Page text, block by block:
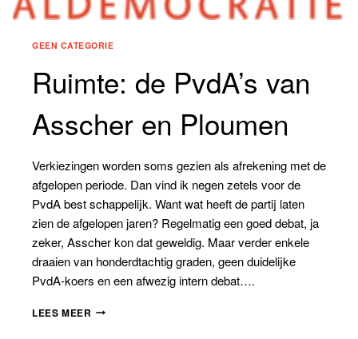
GEEN CATEGORIE
Ruimte: de PvdA’s van
Asscher en Ploumen
Verkiezingen worden soms gezien als afrekening met de
afgelopen periode. Dan vind ik negen zetels voor de
PvdA best schappelijk. Want wat heeft de partij laten
zien de afgelopen jaren? Regelmatig een goed debat, ja
zeker, Asscher kon dat geweldig. Maar verder enkele
draaien van honderdtachtig graden, geen duidelijke
PvdA-koers en een afwezig intern debat….
LEES MEER RUIMTE: